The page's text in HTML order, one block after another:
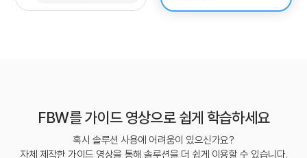
FBW를 가이드 영상으로 쉽게 학습하세요
혹시 솔루션 사용에 어려움이 있으신가요?
자체 제작한 가이드 영상을 통해 솔루션을 더 쉽게 이용할 수 있습니다.